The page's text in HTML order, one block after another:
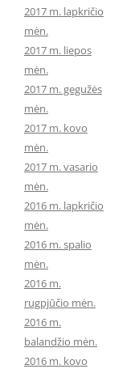
2017 m. lapkričio
mėn.
2017 m. liepos
mėn.
2017 m. gegužės
mėn.
2017 m. kovo
mėn.
2017 m. vasario
mėn.
2016 m. lapkričio
mėn.
2016 m. spalio
mėn.
2016 m.
rugpjūčio mėn.
2016 m.
balandžio mėn.
2016 m. kovo